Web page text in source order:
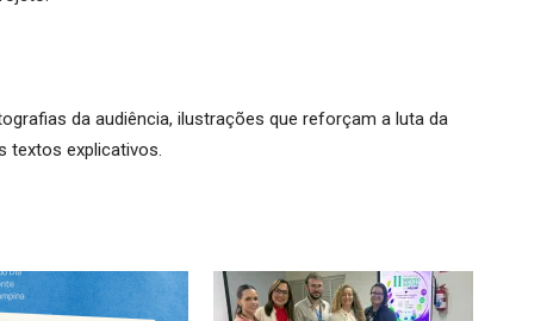
da audiência, ilustrações que reforçam a luta da
textos explicativos.